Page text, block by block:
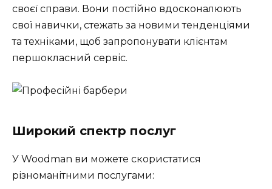
своєї справи. Вони постійно вдосконалюють
свої навички, стежать за новими тенденціями
та техніками, щоб запропонувати клієнтам
першокласний сервіс.
Широкий спектр послуг
У Woodman ви можете скористатися
різноманітними послугами: